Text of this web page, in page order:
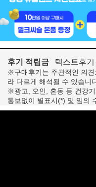
후기 적립금 텍스트후기
※구매후기는 주관적인 의
라 다르게 해석될 수 있습니
※광고, 오인, 혼동 등 건강
통보없이 별표시(*) 및 임의